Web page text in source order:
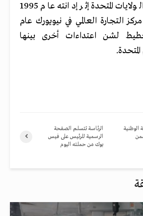
مدى الحياة في الولايات المتحدة إثر إدانته عام 1995
التجارة العالمي في نيويورك عام
لشن اعتداءات أخرى بينها
الرئاسة تتسلم الصفحة
الرسمية للرئيس على فيس
بوك من حملته اليوم
الوطنية